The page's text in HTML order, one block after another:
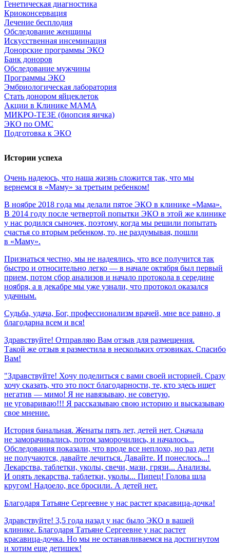
Генетическая диагностика
Криоконсервация
Лечение бесплодия
Обследование женщины
Искусственная инсеминация
Донорские программы ЭКО
Банк доноров
Обследование мужчины
Программы ЭКО
Эмбриологическая лаборатория
Стать донором яйцеклеток
Акции в Клинике МАМА
МИКРО-ТЕЗЕ (биопсия яичка)
ЭКО по ОМС
Подготовка к ЭКО
Истории успеха
Очень надеюсь, что наша жизнь сложится так, что мы
вернемся в «Маму» за третьим ребенком!
В ноябре 2018 года мы делали пятое ЭКО в клинике «Мама».
В 2014 году после четвертой попытки ЭКО в этой же клинике
у нас родился сыночек, поэтому, когда мы решили попытать
счастья со вторым ребенком, то, не раздумывая, пошли
в «Маму».
Признаться честно, мы не надеялись, что все получится так
быстро и относительно легко — в начале октября был первый
прием, потом сбор анализов и начало протокола в середине
ноября, а в декабре мы уже узнали, что протокол оказался
удачным.
Судьба, удача, Бог, профессионализм врачей, мне все равно, я
благодарна всем и вся!
Здравствуйте! Отправляю Вам отзыв для размещения.
Такой же отзыв я разместила в нескольких отзовиках. Спасибо
Вам!
"Здравствуйте! Хочу поделиться с вами своей историей. Сразу
хочу сказать, что это пост благодарности, те, кто здесь ищет
негатив — мимо! Я не навязываю, не советую,
не уговариваю!!! Я рассказываю свою историю и высказываю
свое мнение.
История банальная. Женаты пять лет, детей нет. Сначала
не заморачивались, потом заморочились, и началось...
Обследования показали, что вроде все неплохо, но раз дети
не получаются, давайте лечиться. Давайте. И понеслось...!
Лекарства, таблетки, уколы, свечи, мази, грязи... Анализы.
И опять лекарства, таблетки, уколы... Пипец! Голова шла
кругом! Надоело, все бросили. А детей нет.
Благодаря Татьяне Сергеевне у нас растет красавица-дочка!
Здравствуйте! 3,5 года назад у нас было ЭКО в вашей
клинике. Благодаря Татьяне Сергеевне у нас растет
красавица-дочка. Но мы не останавливаемся на достигнутом
и хотим еще детишек!